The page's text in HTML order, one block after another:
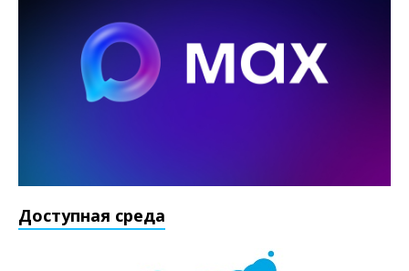
Доступная среда